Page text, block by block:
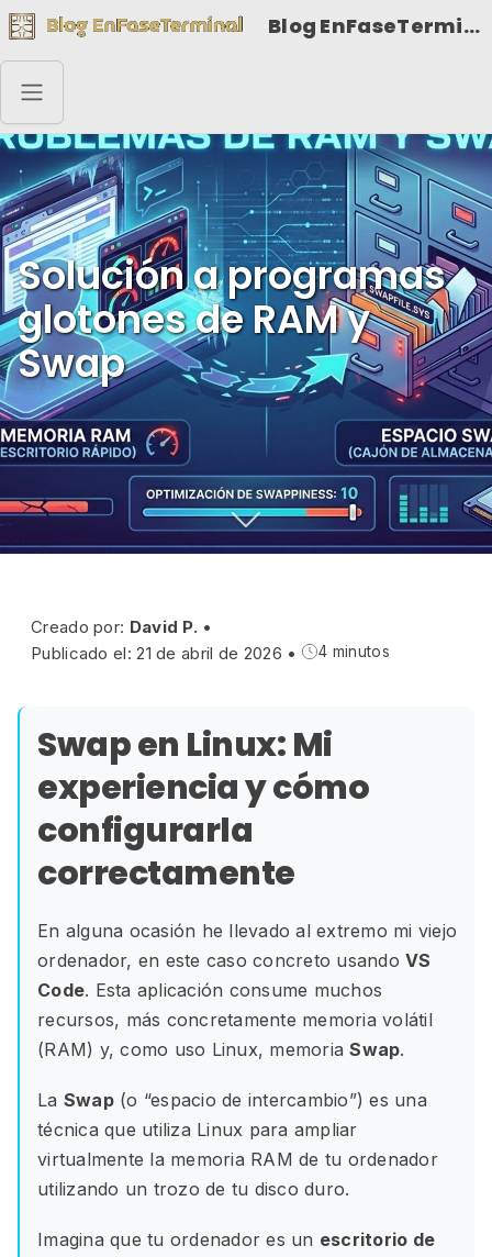
Blog EnFaseTerminal
Solución a programas
glotones de RAM y
Swap
Creado por: David P. •
Publicado el: 21 de abril de 2026 • 4 minutos
Swap en Linux: Mi
experiencia y cómo
configurarla
correctamente
En alguna ocasión he llevado al extremo mi viejo
ordenador, en este caso concreto usando VS
Code. Esta aplicación consume muchos
recursos, más concretamente memoria volátil
(RAM) y, como uso Linux, memoriaSwap.
La Swap(o “espacio de intercambio”) es una
técnica que utiliza Linux para ampliar
virtualmente la memoria RAM de tu ordenador
utilizando un trozo de tu disco duro.
Imagina que tu ordenador es un escritorio de